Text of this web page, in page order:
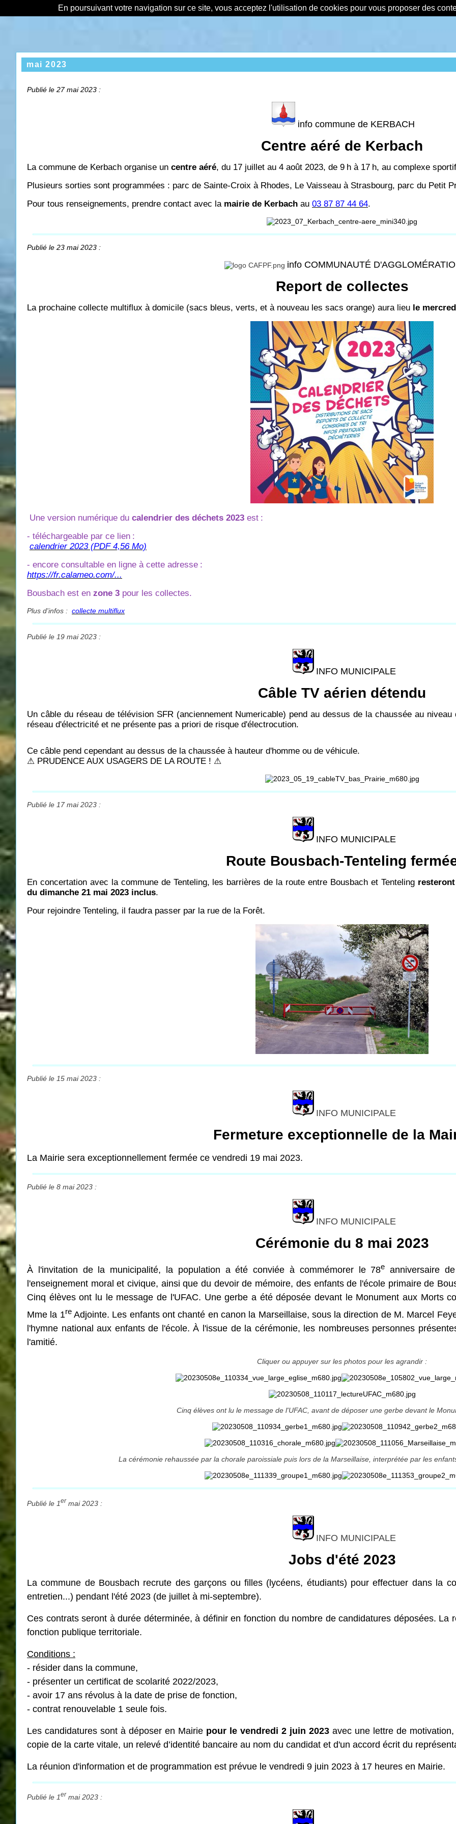
En poursuivant votre navigation sur ce site, vous acceptez l'utilisation de cookies pour vous proposer des
mai 2023
Publié le 27 mai 2023 :
info commune de KERBACH
Centre aéré de Kerbach
La commune de Kerbach organise un centre aéré, du 17 juillet au 4 août 2023, de 9 h à 17 h, au complexe
Plusieurs sorties sont programmées : parc de Sainte-Croix à Rhodes, Le Vaisseau à Strasbourg, parc du Petit
Pour tous renseignements, prendre contact avec la mairie de Kerbach au 03 87 87 44 64.
Publié le 23 mai 2023 :
info COMMUNAUTÉ
Report de collectes
La prochaine collecte multiflux à domicile (sacs bleus, verts, et à nouveau les sacs orange) aura lieu le
Une version numérique du calendrier des déchets 2023 est :
- téléchargeable par ce lien :
calendrier 2023 (PDF 4,56 Mo)
- encore consultable en ligne à cette adresse :
https://fr.calameo.com/...
Bousbach est en zone 3 pour les collectes.
Plus d'infos : collecte multiflux
Publié le 19 mai 2023 :
INFO MUNICIPALE
Câble TV aérien détendu
Un câble du réseau de télévision SFR (anciennement Numericable) pend au dessus de la chaussée au
réseau d'électricité et ne présente pas a priori de risque d'électrocution.
Ce câble pend cependant au dessus de la chaussée à hauteur d'homme ou de véhicule.
⚠ PRUDENCE AUX USAGERS DE LA ROUTE ! ⚠
Publié le 17 mai 2023 :
INFO MUNICIPALE
Route Bousbach-Tenteling
En concertation avec la commune de Tenteling, les barrières de la route entre Bousbach et Tenteling
du dimanche 21 mai 2023 inclus.
Pour rejoindre Tenteling, il faudra passer par la rue de la Forêt.
Publié le 15 mai 2023 :
INFO MUNICIPALE
Fermeture exceptionnelle de la
La Mairie sera exceptionnellement fermée ce vendredi 19 mai 2023.
Publié le 8 mai 2023 :
INFO MUNICIPALE
Cérémonie du 8 mai 2023
À l'invitation de la municipalité, la population a été conviée à commémorer le 78e anniversaire
l'enseignement moral et civique, ainsi que du devoir de mémoire, des enfants de l'école primaire de
Cinq élèves ont lu le message de l'UFAC. Une gerbe a été déposée devant le Monument aux Morts
Mme la 1reAdjointe. Les enfants ont chanté en canon la Marseillaise, sous la direction de M. Marcel
l'hymne national aux enfants de l'école. À l'issue de la cérémonie, les nombreuses personnes
l'amitié.
Cliquer ou appuyer sur les photos pour les agrandir :
Cinq élèves ont lu le message de l'UFAC, avant de déposer une gerbe devant le
La cérémonie rehaussée par la chorale paroissiale puis lors de la Marseillaise, interprétée par les
Publié le 1er mai 2023 :
INFO MUNICIPALE
Jobs d'été 2023
La commune de Bousbach recrute des garçons ou filles (lycéens, étudiants) pour effectuer dans la
entretien...) pendant l'été 2023 (de juillet à mi-septembre).
Ces contrats seront à durée déterminée, à définir en fonction du nombre de candidatures déposées.
fonction publique territoriale.
Conditions :
- résider dans la commune,
- présenter un certificat de scolarité 2022/2023,
- avoir 17 ans révolus à la date de prise de fonction,
- contrat renouvelable 1 seule fois.
Les candidatures sont à déposer en Mairie pour le vendredi 2 juin 2023 avec une lettre de
copie de la carte vitale, un relevé d’identité bancaire au nom du candidat et d'un accord écrit du
La réunion d'information et de programmation est prévue le vendredi 9 juin 2023 à 17 heures en Mairie.
Publié le 1er mai 2023 :